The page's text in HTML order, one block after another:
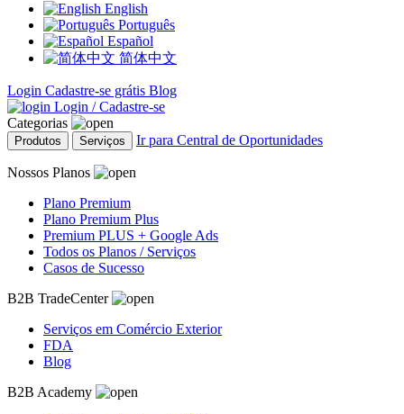
English
Português
Español
简体中文
Login Cadastre-se grátis Blog
Login / Cadastre-se
Categorias
Produtos Serviços Ir para Central de Oportunidades
Nossos Planos
Plano Premium
Plano Premium Plus
Premium PLUS + Google Ads
Todos os Planos / Serviços
Casos de Sucesso
B2B TradeCenter
Serviços em Comércio Exterior
FDA
Blog
B2B Academy